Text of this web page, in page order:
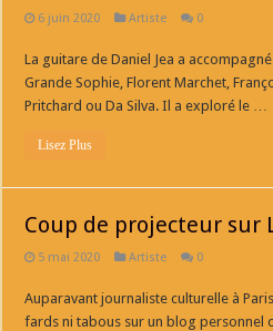
6 juin 2020 Artiste 0
La guitare de Daniel Jea a
Grande Sophie, Florent Marchet,
Pritchard ou Da Silva. Il a exploré le …
Lisez Plus
Coup de projecteur sur
5 mai 2020 Artiste 0
Auparavant journaliste culturelle à
fards ni tabous sur un blog personnel